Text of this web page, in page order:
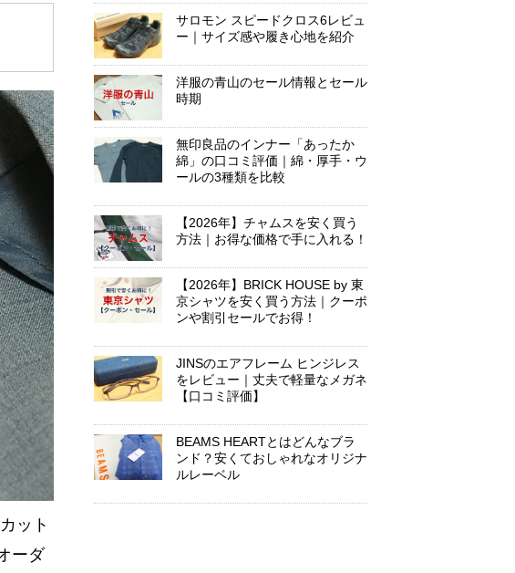
ット
ーダ
サロモン スピードクロス6レビュ
ー｜サイズ感や履き心地を紹介
洋服の青山のセール情報とセール
時期
無印良品のインナー「あったか
綿」の口コミ評価｜綿・厚手・ウ
ールの3種類を比較
【2026年】チャムスを安く買う
方法｜お得な価格で手に入れる！
【2026年】BRICK HOUSE by 東
京シャツを安く買う方法｜クーポ
ンや割引セールでお得！
JINSのエアフレーム ヒンジレス
をレビュー｜丈夫で軽量なメガネ
【口コミ評価】
BEAMS HEARTとはどんなブラ
ンド？安くておしゃれなオリジナ
ルレーベル